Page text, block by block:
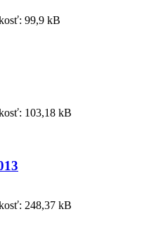
99,9 kB
103,18 kB
248,37 kB